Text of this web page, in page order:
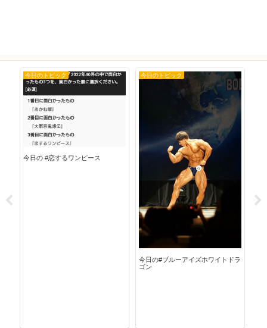
今日のトピック
今日の #恋するワンピース
今日のトピック
今日の#ブルーアイズホワイトドラ
ゴン